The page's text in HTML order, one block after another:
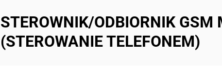
STEROWNIK/ODBIORNIK GSM
(STEROWANIE TELEFONEM)